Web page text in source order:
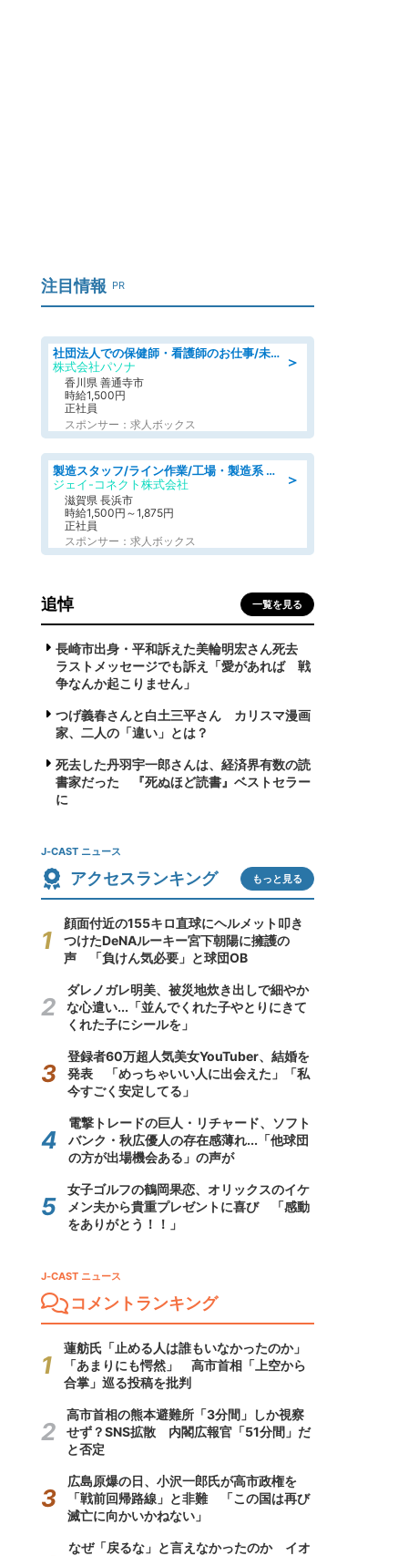
注目情報 PR
＞
社団法人での保健師・看護師のお仕事/未経験OK/要資格:普通免許、保健師、正看護師
株式会社パソナ
香川県 善通寺市
時給1,500円
正社員
スポンサー：求人ボックス
＞
製造スタッフ/ライン作業/工場・製造系 エンジン部品の機械加工/未経験可/昼食代無料
ジェイ-コネクト株式会社
滋賀県 長浜市
時給1,500円～1,875円
正社員
スポンサー：求人ボックス
追悼 一覧を見る
長崎市出身・平和訴えた美輪明宏さん死去
ラストメッセージでも訴え「愛があれば 戦
争なんか起こりません」
つげ義春さんと白土三平さん カリスマ漫画
家、二人の「違い」とは？
死去した丹羽宇一郎さんは、経済界有数の読
書家だった 『死ぬほど読書』ベストセラー
に
J-CAST ニュース
アクセスランキング もっと見る
顔面付近の155キロ直球にヘルメット叩き
つけたDeNAルーキー宮下朝陽に擁護の
声 「負けん気必要」と球団OB
ダレノガレ明美、被災地炊き出しで細やか
な心遣い...「並んでくれた子やとりにきて
くれた子にシールを」
登録者60万超人気美女YouTuber、結婚を
発表 「めっちゃいい人に出会えた」「私
今すごく安定してる」
電撃トレードの巨人・リチャード、ソフト
バンク・秋広優人の存在感薄れ...「他球団
の方が出場機会ある」の声が
女子ゴルフの鶴岡果恋、オリックスのイケ
メン夫から貴重プレゼントに喜び 「感動
をありがとう！！」
J-CAST ニュース
コメントランキング
蓮舫氏「止める人は誰もいなかったのか」
「あまりにも愕然」 高市首相「上空から
合掌」巡る投稿を批判
高市首相の熊本避難所「3分間」しか視察
せず？SNS拡散 内閣広報官「51分間」だ
と否定
広島原爆の日、小沢一郎氏が高市政権を
「戦前回帰路線」と非難 「この国は再び
滅亡に向かいかねない」
なぜ「戻るな」と言えなかったのか イオ